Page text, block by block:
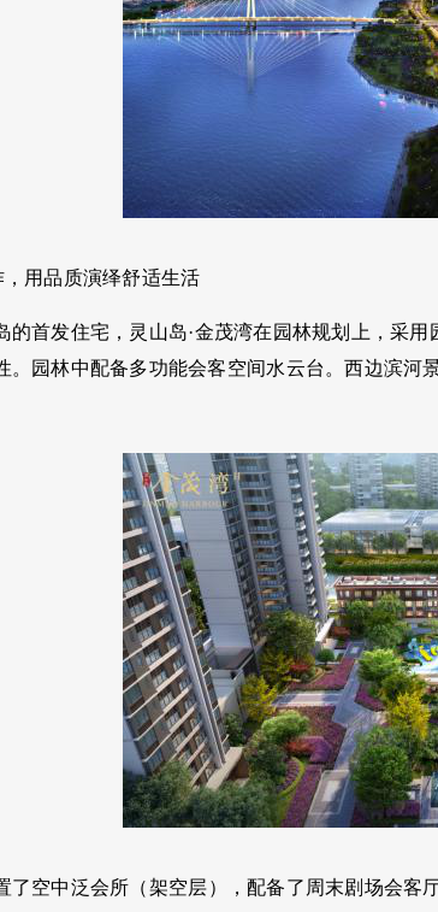
用品质演绎舒适生活
的首发住宅，灵山岛·金茂湾在园林规划上，采
。园林中配备多功能会客空间水云台。西边滨
了空中泛会所（架空层），配备了周末剧场会客